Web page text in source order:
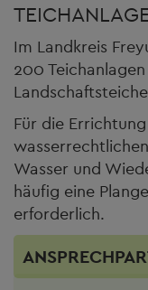
Im Landkreis
200
Für die
Wasser und
häufig eine
erforderlich.